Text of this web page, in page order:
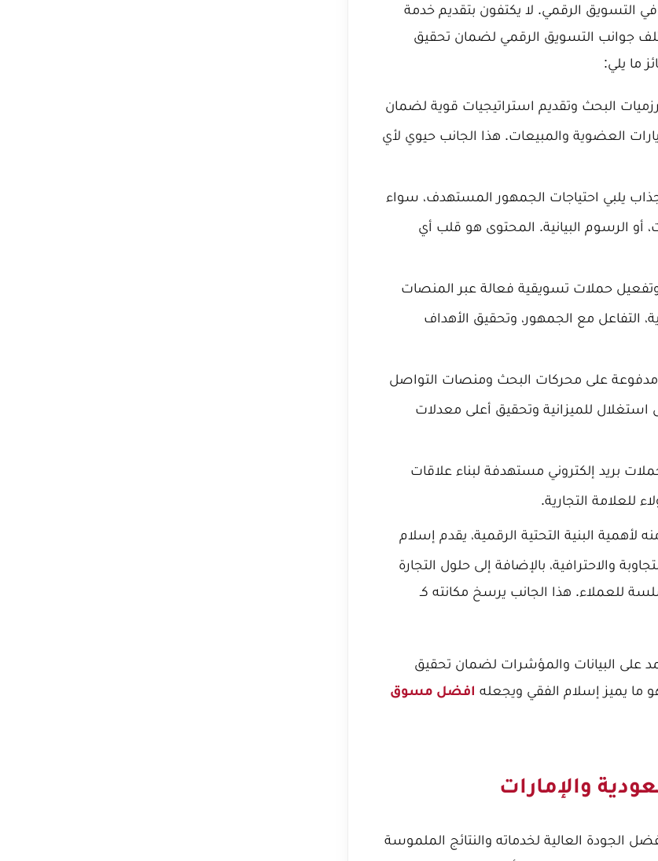
الرقمي. لا يكتفون بتقديم خدمة
جوانب التسويق الرقمي لضمان تحقيق
ما يلي:
البحث وتقديم استراتيجيات قوية لضمان
العضوية والمبيعات. هذا الجانب حيوي لأي
يلبي احتياجات الجمهور المستهدف، سواء
أو الرسوم البيانية. المحتوى هو قلب أي
وتفعيل حملات تسويقية فعالة عبر المنصات
التفاعل مع الجمهور، وتحقيق الأهداف
مدفوعة على محركات البحث ومنصات التواصل
استغلال للميزانية وتحقيق أعلى معدلات
بريد إلكتروني مستهدفة لبناء علاقات
للعلامة التجارية.
لأهمية البنية التحتية الرقمية، يقدم إسلام
والاحترافية، بالإضافة إلى حلول التجارة
للعملاء. هذا الجانب يرسخ مكانته كـ
على البيانات والمؤشرات لضمان تحقيق
هو ما يميز إسلام الفقي ويجعله افضل مسوق
والإمارات
العالية لخدماته والنتائج الملموسة